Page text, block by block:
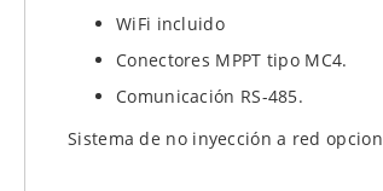
WiFi incluido
Conectores MPPT tipo MC4.
Comunicación RS-485.
Sistema de no inyección a red